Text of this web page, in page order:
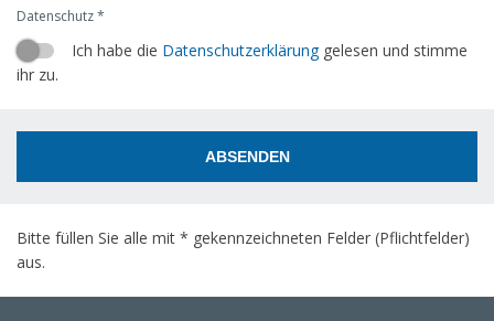
Datenschutz *
Ich habe die Datenschutzerklärunggelesen und stimme
ihr zu.
ABSENDEN
Bitte füllen Sie alle mit * gekennzeichneten Felder (Pflichtfelder)
aus.